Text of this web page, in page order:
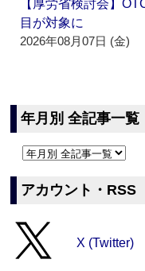
【厚労省検討会】
目が対象に
2026年08月07日 (金)
年月別 全記事一覧
アカウント・RSS
X (Twitter)